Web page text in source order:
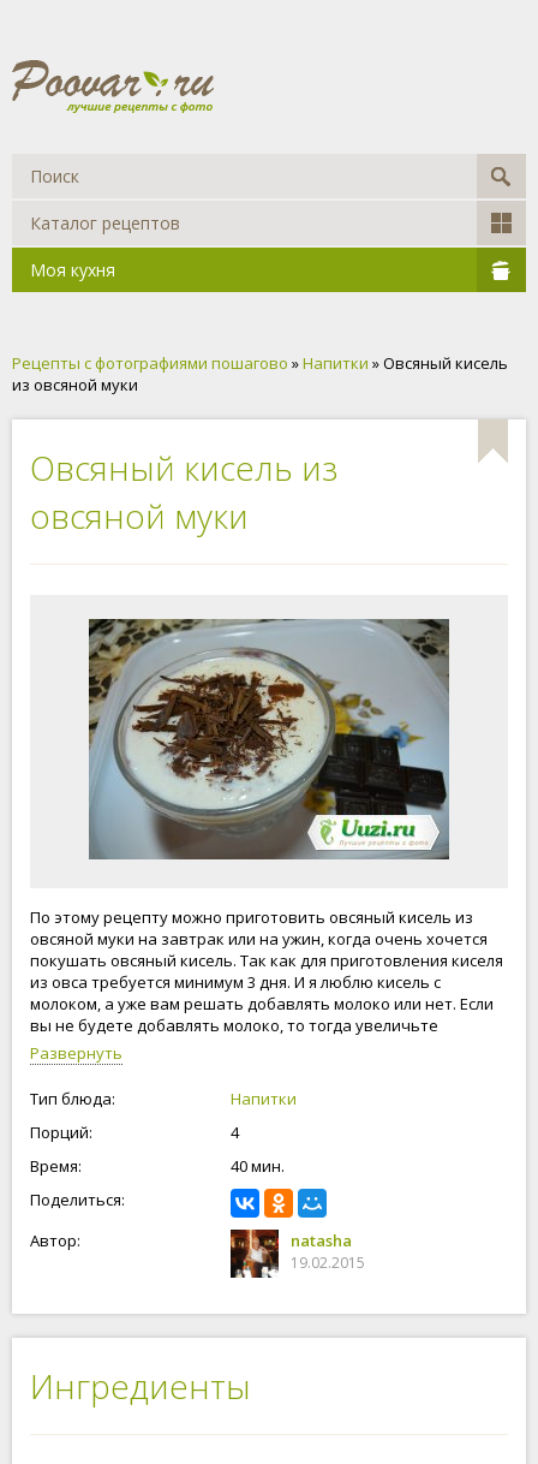
Каталог рецептов
Моя кухня
Рецепты с фотографиями пошагово »Напитки » Овсяный кисель
из овсяной муки
Овсяный кисель из
овсяной муки
По этому рецепту можно приготовить овсяный кисель из
овсяной муки на завтрак или на ужин, когда очень хочется
покушать овсяный кисель. Так как для приготовления киселя
из овса требуется минимум 3 дня. И я люблю кисель с
молоком, а уже вам решать добавлять молоко или нет. Если
вы не будете добавлять молоко, то тогда увеличьте
количество воды. Рекомендую!
Развернуть
Тип блюда:
Напитки
Порций:
4
Время:
40 мин.
Поделиться:
Автор:
natasha
19.02.2015
Ингредиенты